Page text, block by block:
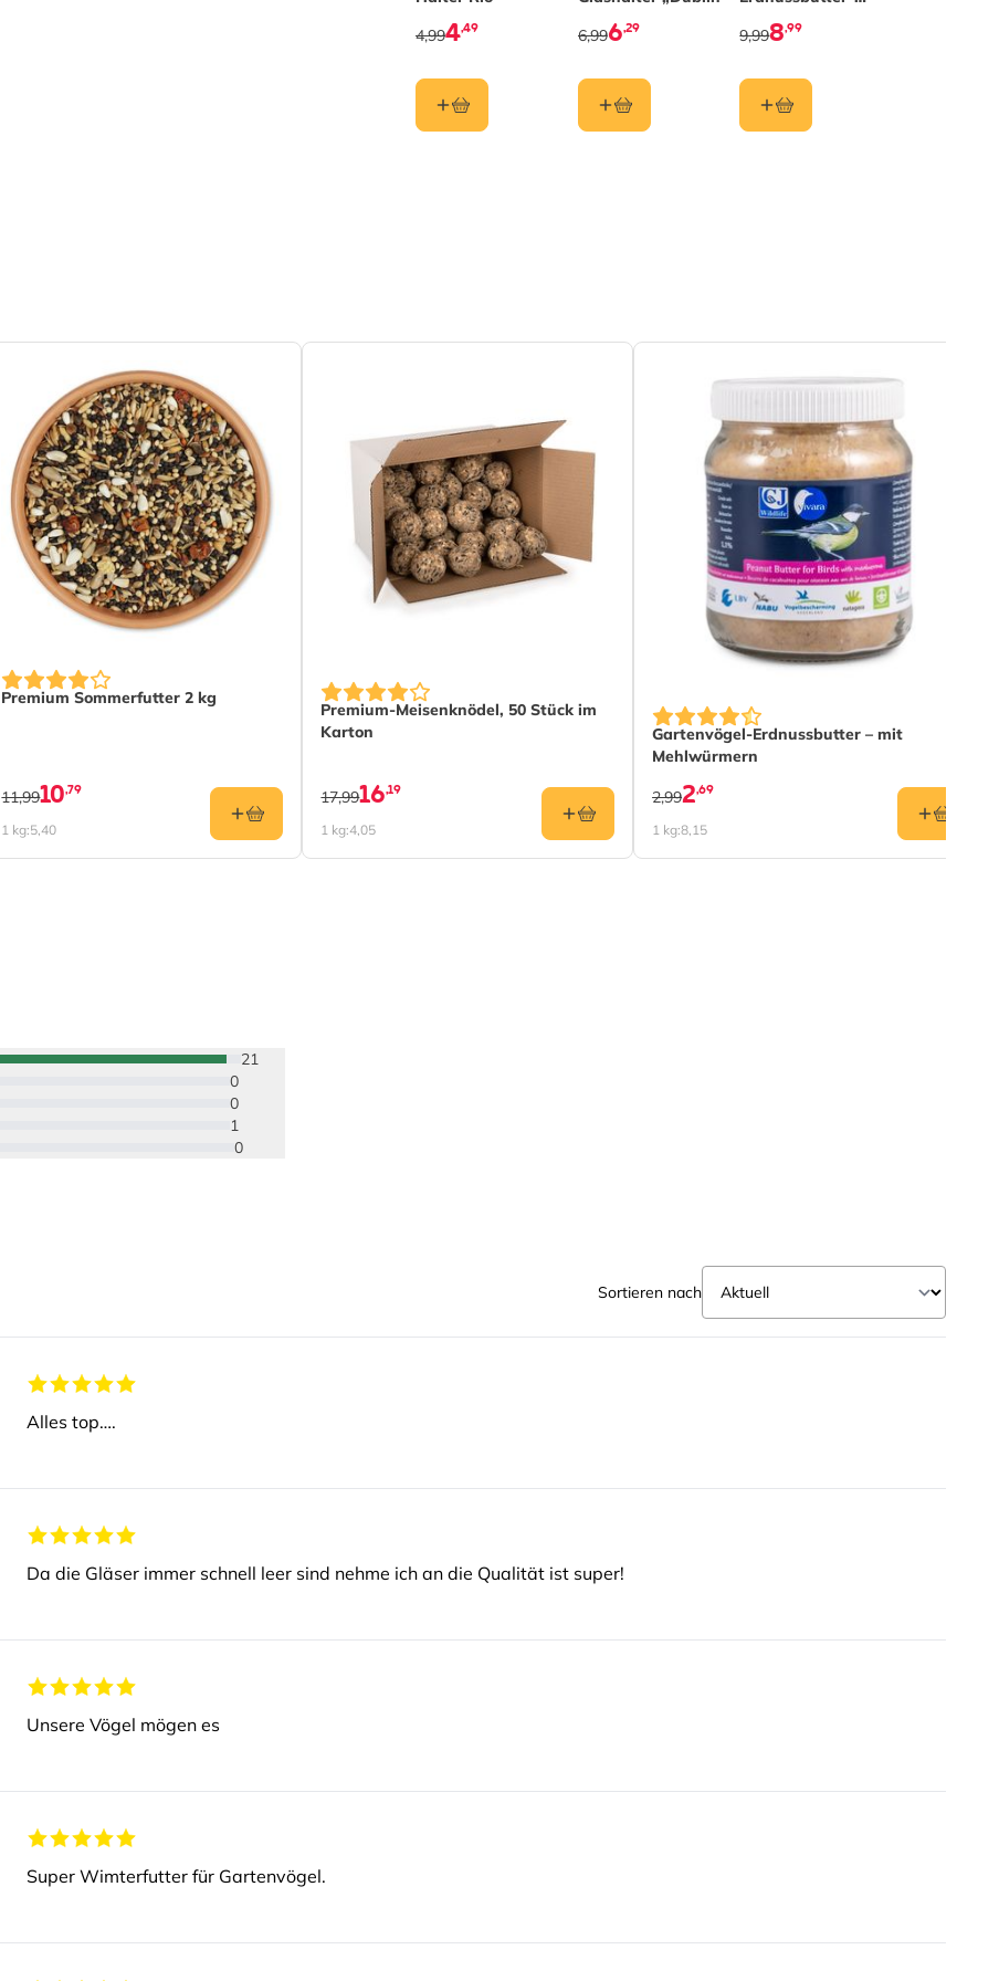
4,49
4,99 6,29
6,99
Glashalter „Dublin“
8,99
9,99
Premium Sommerfutter 2 kg
10,79
11,99
1 kg:5,40
Premium-Meisenknödel, 50 Stück im
Karton
16,19
17,99
1 kg:4,05
Gartenvögel-Erdnussbutter – mit
Mehlwürmern
2,69
2,99
1 kg:8,15
21
0
0
1
0
Sortieren nach
Alles top….
Da die Gläser immer schnell leer sind nehme ich an die Qualität ist super!
Unsere Vögel mögen es
Super Wimterfutter für Gartenvögel.